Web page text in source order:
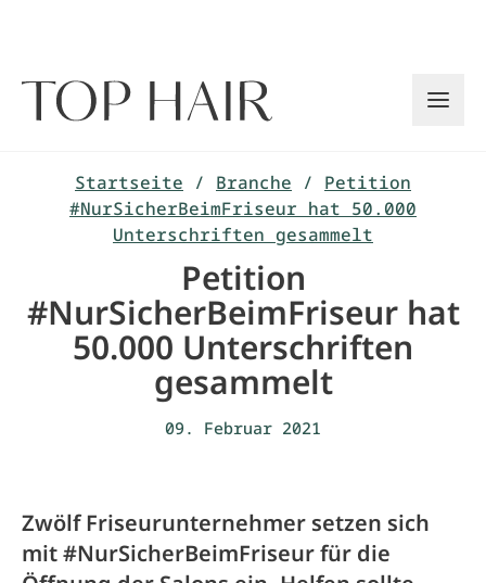
Startseite / Branche / Petition
#NurSicherBeimFriseur hat 50.000
Unterschriften gesammelt
Petition
#NurSicherBeimFriseur hat
50.000 Unterschriften
gesammelt
09. Februar 2021
Zwölf Friseurunternehmer setzen sich
mit #NurSicherBeimFriseur für die